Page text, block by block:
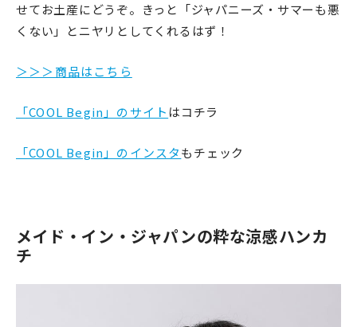
せてお土産にどうぞ。きっと「ジャパニーズ・サマーも悪
くない」とニヤリとしてくれるはず！
＞＞＞商品はこちら
「COOL Begin」のサイト はコチラ
「COOL Begin」のインスタもチェック
メイド・イン・ジャパンの粋な涼感ハンカ
チ